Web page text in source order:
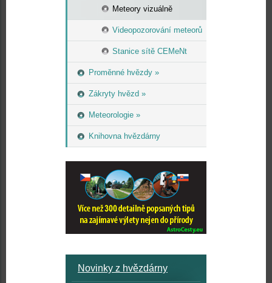
Meteory vizuálně
Videopozorování meteorů
Stanice sítě CEMeNt
Proměnné hvězdy »
Zákryty hvězd »
Meteorologie »
Knihovna hvězdárny
Novinky z hvězdárny